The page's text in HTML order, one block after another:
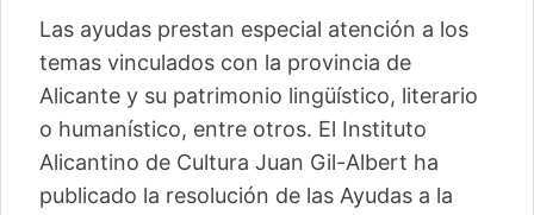
Las ayudas prestan especial atención a los
temas vinculados con la provincia de
Alicante y su patrimonio lingüístico, literario
o humanístico, entre otros. El Instituto
Alicantino de Cultura Juan Gil-Albert ha
publicado la resolución de las Ayudas a la